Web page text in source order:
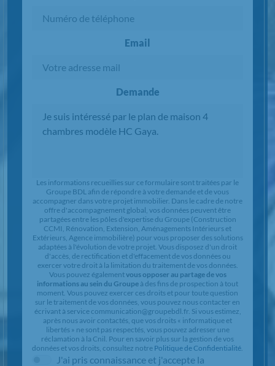
Email
Demande
Les informations recueillies sur ce formulaire sont traitées par le
Groupe BDL afin de répondre à votre demande et de vous
accompagner dans votre projet immobilier. Dans le cadre de notre
offre d'accompagnement global, vos données peuvent être
partagées entre les pôles d'expertise du Groupe (Construction
CCMI, Rénovation, Extension, Aménagements Intérieurs et
Extérieurs, Agence immobilière) pour vous proposer des solutions
adaptées à l'évolution de votre projet. Vous disposez d'un droit
d'accès, de rectification et d'effacement de vos données ou
exercer votre droit à la limitation du traitement de vos données.
Vous pouvez égalementvous opposer au partage de vos
informations au sein du Groupe à des fins de prospection à tout
moment. Vous pouvez exercer ces droits et pour toute question
sur le traitement de vos données, vous pouvez nous contacter en
écrivant à service communication@groupebdl.fr. Si vous estimez,
après nous avoir contactés, que vos droits « informatique et
libertés » ne sont pas respectés, vous pouvez adresser une
réclamation à la Cnil. Pour en savoir plus sur la gestion de vos
données et vos droits, consultez notre Politique de Confidentialité
J'ai pris connaissance et j'accepte la